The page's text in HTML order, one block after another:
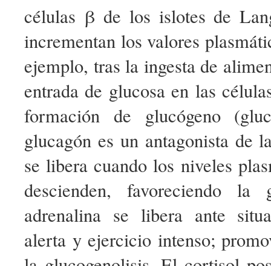
células β de los islotes de
incrementan los valores
ejemplo, tras la ingesta de
entrada de glucosa en las
formación de glucógeno
glucagón es un antagonista de
se libera cuando los niveles
descienden, favoreciendo la
adrenalina se libera ante
alerta y ejercicio intenso;